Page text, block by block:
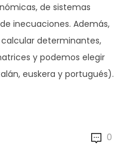
de sistemas
inecuaciones. Además,
calcular determinantes,
y podemos elegir
euskera y portugués).
perfecta para 3º/4º de la
0